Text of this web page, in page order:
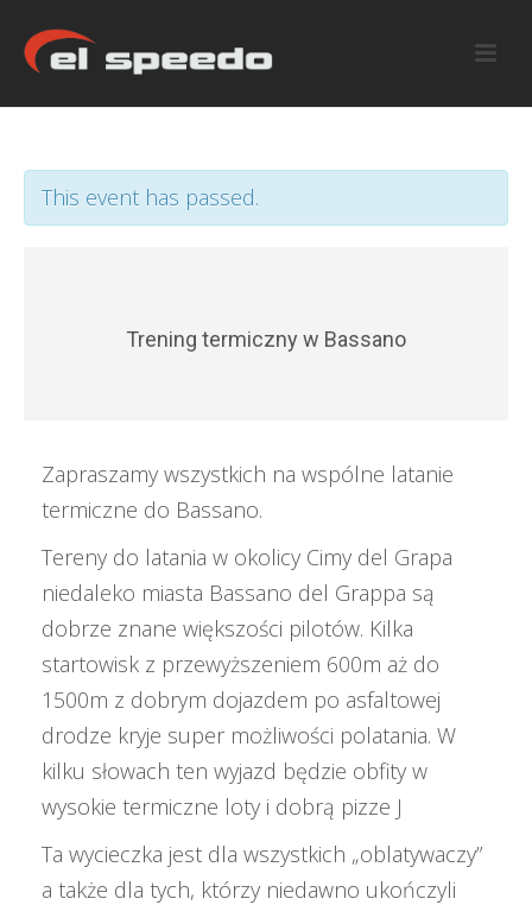
This event has passed.
Trening termiczny w Bassano
Zapraszamy wszystkich na wspólne latanie
termiczne do Bassano.
Tereny do latania w okolicy Cimy del Grapa
niedaleko miasta Bassano del Grappa są
dobrze znane większości pilotów. Kilka
startowisk z przewyższeniem 600m aż do
1500m z dobrym dojazdem po asfaltowej
drodze kryje super możliwości polatania. W
kilku słowach ten wyjazd będzie obfity w
wysokie termiczne loty i dobrą pizze J
Ta wycieczka jest dla wszystkich „oblatywaczy”
a także dla tych, którzy niedawno ukończyli